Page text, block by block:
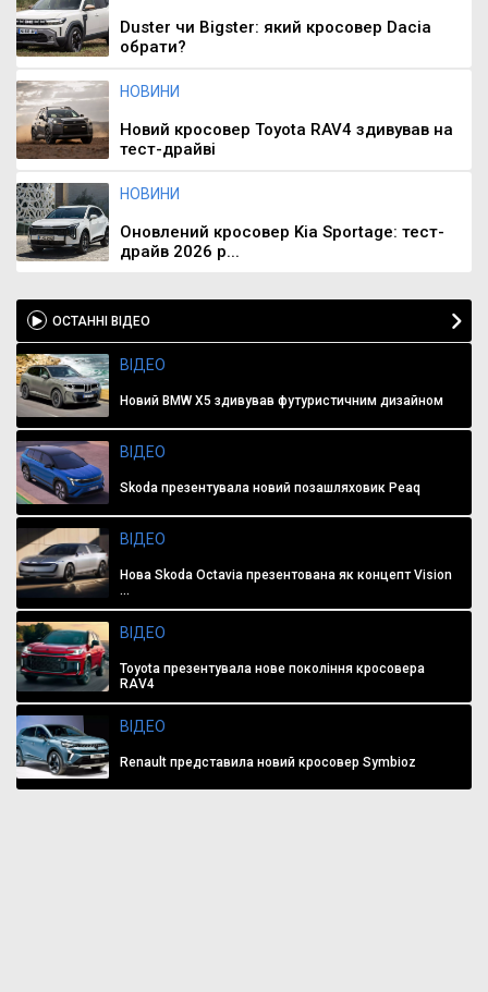
Duster чи Bigster: який кросовер Dacia
обрати?
НОВИНИ
Новий кросовер Toyota RAV4 здивував на
тест-драйві
НОВИНИ
Оновлений кросовер Kia Sportage: тест-
драйв 2026 р...
ОСТАННІ ВІДЕО
ВІДЕО
Новий BMW X5 здивував футуристичним дизайном
ВІДЕО
Skoda презентувала новий позашляховик Peaq
ВІДЕО
Нова Skoda Octavia презентована як концепт Vision
...
ВІДЕО
Toyota презентувала нове покоління кросовера
RAV4
ВІДЕО
Renault представила новий кросовер Symbioz